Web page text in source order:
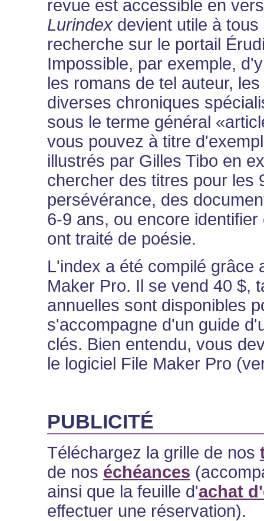
revue est accessible en
Lurindex devient utile à
recherche sur le portail
Impossible, par exemple,
les romans de tel auteur,
diverses chroniques
sous le terme général
vous pouvez à titre
illustrés par Gilles Tibo en
chercher des titres pour les
persévérance, des
6-9 ans, ou encore
ont traité de poésie.
L'index a été compilé grâce
Maker Pro. Il se vend 40 $,
annuelles sont disponibles
s'accompagne d'un guide
clés. Bien entendu, vous
le logiciel File Maker Pro
PUBLICITÉ
Téléchargez la grille de nos
de nos échéances
ainsi que la feuille d'achat
effectuer une réservation).